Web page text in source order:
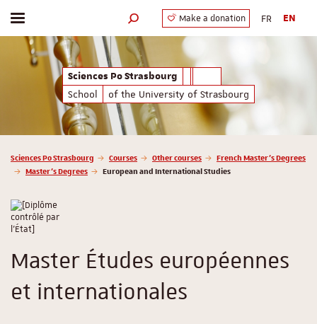
Sciences Po Strasbourg
School
of the University of Strasbourg
Toggle menu Search engine
Make a donation FR EN
Vous êtes ici :
Sciences Po Strasbourg Courses Other courses
French Master’s Degrees
Master’s Degrees
European and International Studies
Master Études européennes
et internationales